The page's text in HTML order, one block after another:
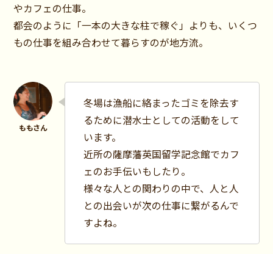
やカフェの仕事。
都会のように「一本の大きな柱で稼ぐ」よりも、いくつ
もの仕事を組み合わせて暮らすのが地方流。
冬場は漁船に絡まったゴミを除去す
るために潜水士としての活動をして
います。
近所の薩摩藩英国留学記念館でカフ
ェのお手伝いもしたり。
様々な人との関わりの中で、人と人
との出会いが次の仕事に繋がるんで
すよね。